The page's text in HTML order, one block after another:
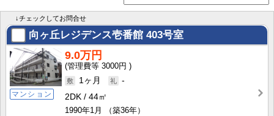
↓チェックしてお問合せ
向ヶ丘レジデンス壱番館 403号室
マンション
9.0万円
3000円
1ヶ月
-
2DK
44㎡
1990年1月
（築36年）